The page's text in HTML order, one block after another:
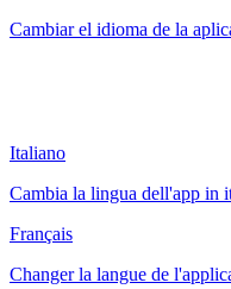
Cambiar el idioma de la
Italiano
Cambia la lingua dell'app in
Français
Changer la langue de